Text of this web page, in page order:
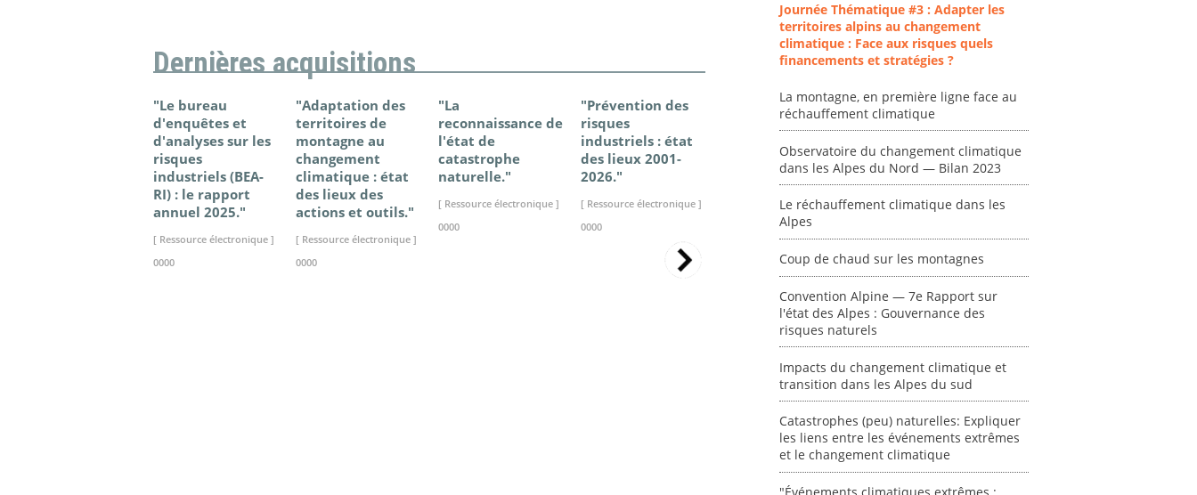
Dernières acquisitions
"Le bureau
d'enquêtes et
d'analyses sur les
risques
industriels (BEA-
RI) : le rapport
annuel 2025."
[ Ressource électronique ]
0000
"Adaptation des
territoires de
montagne au
changement
climatique : état
des lieux des
actions et outils."
[ Ressource électronique ]
0000
"La
reconnaissance de
l'état de
catastrophe
naturelle."
[ Ressource électronique ]
0000
"Prévention des
risques
industriels : état
des lieux 2001-
2026."
[ Ressource électronique ]
0000
"Changement
climatique en
connaissances en
[ Ressource électronique ]
"Plan ministériel
de gestion des
chaleur."
[ Ressource électronique ]
0000
"Événements
risques pour le
0000
Journée Thématique #3 : Adapter les
territoires alpins au changement
climatique : Face aux risques quels
financements et stratégies ?
La montagne, en première ligne face au
réchauffement climatique
Observatoire du changement climatique
dans les Alpes du Nord — Bilan 2023
Le réchauffement climatique dans les
Alpes
Coup de chaud sur les montagnes
Convention Alpine — 7e Rapport sur
l'état des Alpes : Gouvernance des
risques naturels
Impacts du changement climatique et
transition dans les Alpes du sud
Catastrophes (peu) naturelles: Expliquer
les liens entre les événements extrêmes
et le changement climatique